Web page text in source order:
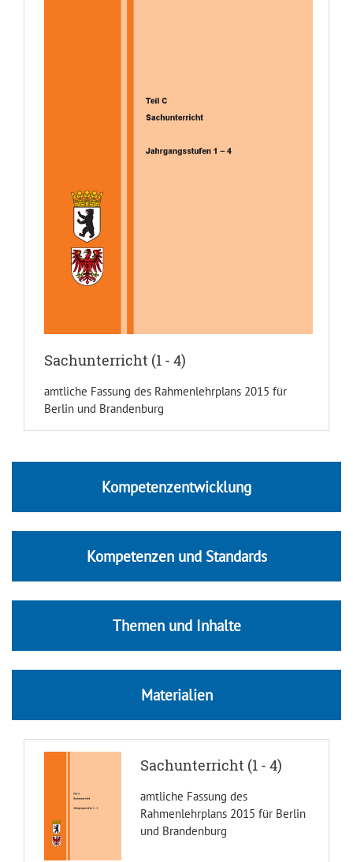
Sachunterricht (1 - 4)
amtliche Fassung des Rahmenlehrplans 2015 für
Berlin und Brandenburg
Kompetenzentwicklung
Kompetenzen und Standards
Themen und Inhalte
Materialien
Sachunterricht (1 - 4)
amtliche Fassung des
Rahmenlehrplans 2015 für Berlin
und Brandenburg